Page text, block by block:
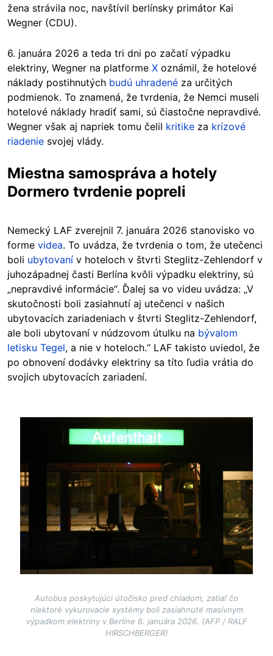
žena strávila noc, navštívil berlínsky primátor Kai
Wegner (CDU).
6. januára 2026 a teda tri dni po začatí výpadku
elektriny, Wegner na platforme X oznámil, že hotelové
náklady postihnutých budú uhradené za určitých
podmienok. To znamená, že tvrdenia, že Nemci museli
hotelové náklady hradiť sami, sú čiastočne nepravdivé.
Wegner však aj napriek tomu čelil kritike za krízové
riadenie svojej vlády.
Miestna samospráva a hotely
Dormero tvrdenie popreli
Nemecký LAF zverejnil 7. januára 2026 stanovisko vo
forme videa. To uvádza, že tvrdenia o tom, že utečenci
boli ubytovaní v hoteloch v štvrti Steglitz-Zehlendorf v
juhozápadnej časti Berlína kvôli výpadku elektriny, sú
„nepravdivé informácie“. Ďalej sa vo videu uvádza: „V
skutočnosti boli zasiahnutí aj utečenci v našich
ubytovacích zariadeniach v štvrti Steglitz-Zehlendorf,
ale boli ubytovaní v núdzovom útulku na bývalom
letisku Tegel, a nie v hoteloch.“ LAF takisto uviedol, že
po obnovení dodávky elektriny sa títo ľudia vrátia do
svojich ubytovacích zariadení.
Autobus poskytujúci útočisko pred chladom, zatiaľ čo
niektoré vykurovacie systémy boli zasiahnuté masívnym
výpadkom elektriny v Berlíne 6. januára 2026. (AFP / RALF
HIRSCHBERGER)